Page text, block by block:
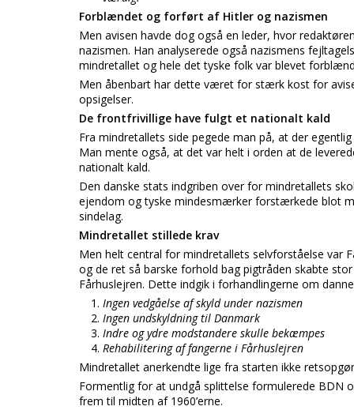
Forblændet og forført af Hitler og nazismen
Men avisen havde dog også en leder, hvor
nazismen. Han analyserede også nazismens
mindretallet og hele det tyske folk var blevet
Men åbenbart har dette været for stærk kost for
opsigelser.
De frontfrivillige have fulgt et nationalt kald
Fra mindretallets side pegede man på, at der
Man mente også, at det var helt i orden at de
nationalt kald.
Den danske stats indgriben over for mindretallets
ejendom og tyske mindesmærker forstærkede blot
sindelag.
Mindretallet stillede krav
Men helt central for mindretallets selvforståelse var
og de ret så barske forhold bag pigtråden skabte
Fårhuslejren. Dette indgik i forhandlingerne om
Ingen vedgåelse af skyld under nazismen
Ingen undskyldning til Danmark
Indre og ydre modstandere skulle bekæmpes
Rehabilitering af fangerne i Fårhuslejren
Mindretallet anerkendte lige fra starten ikke
Formentlig for at undgå splittelse formulerede BDN
frem til midten af 1960’erne.